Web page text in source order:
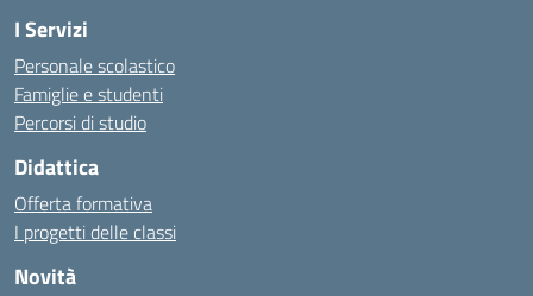
I Servizi
Personale scolastico
Famiglie e studenti
Percorsi di studio
Didattica
Offerta formativa
I progetti delle classi
Novità